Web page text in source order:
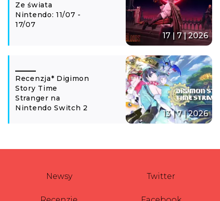
Ze świata
Nintendo: 11/07 -
17/07
17 | 7 | 2026
Recenzja* Digimon
Story Time
Stranger na
Nintendo Switch 2
13 | 7 | 2026
Newsy Twitter